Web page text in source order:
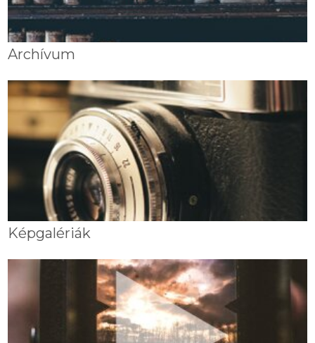
Archívum
Képgalériák